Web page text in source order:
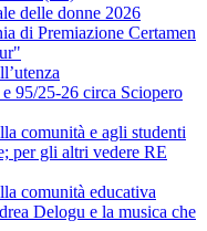
delle donne 2026
di Premiazione Certamen
95/25-26 circa Sciopero
comunità e agli studenti
per gli altri vedere RE
comunità educativa
Delogu e la musica che